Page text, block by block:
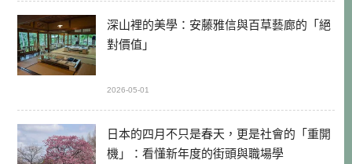
深山裡的美學：安藤雅信與百草藝廊的「絕
對價值」
2026-05-01
日本的四月不只是春天，更是社會的「重開
機」：看懂新年度的街頭與職場學